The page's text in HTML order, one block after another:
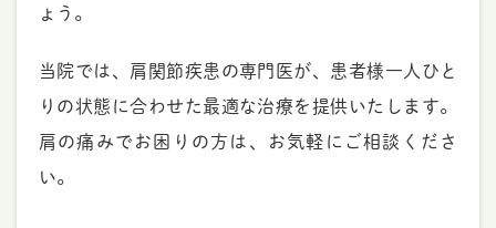
ょう。
当院では、肩関節疾患の専門医が、患者様一人ひと
りの状態に合わせた最適な治療を提供いたします。
肩の痛みでお困りの方は、お気軽にご相談くださ
い。